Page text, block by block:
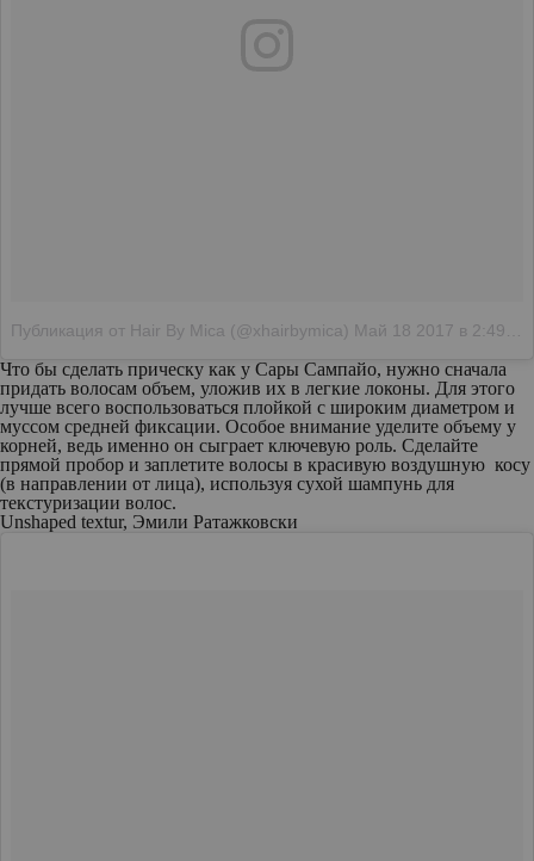
Публикация от Hair By Mica (@xhairbymica) Май 18 2017 в 2:49 PDT
Что бы сделать прическу как у Сары Сампайо, нужно сначала
придать волосам объем, уложив их в легкие локоны. Для этого
лучше всего воспользоваться плойкой с широким диаметром и
муссом средней фиксации. Особое внимание уделите объему у
корней, ведь именно он сыграет ключевую роль. Сделайте
прямой пробор и заплетите волосы в красивую воздушную косу
(в направлении от лица), используя сухой шампунь для
текстуризации волос.
Unshaped textur, Эмили Ратажковски